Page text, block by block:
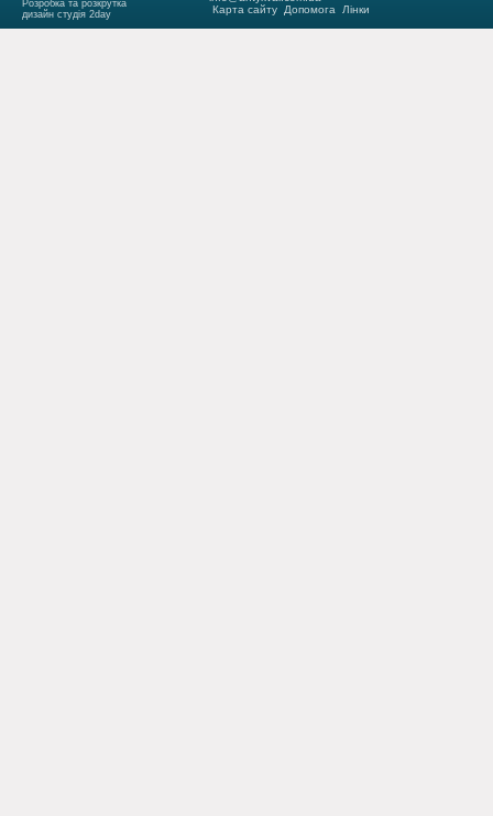
Розробка та розкрутка
дизайн студія 2day
Карта сайту
Допомога Лінки